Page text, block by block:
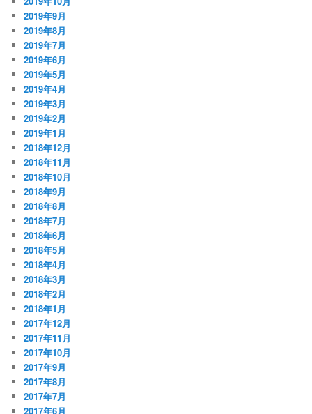
2019年9月
2019年8月
2019年7月
2019年6月
2019年5月
2019年4月
2019年3月
2019年2月
2019年1月
2018年12月
2018年11月
2018年10月
2018年9月
2018年8月
2018年7月
2018年6月
2018年5月
2018年4月
2018年3月
2018年2月
2018年1月
2017年12月
2017年11月
2017年10月
2017年9月
2017年8月
2017年7月
2017年6月